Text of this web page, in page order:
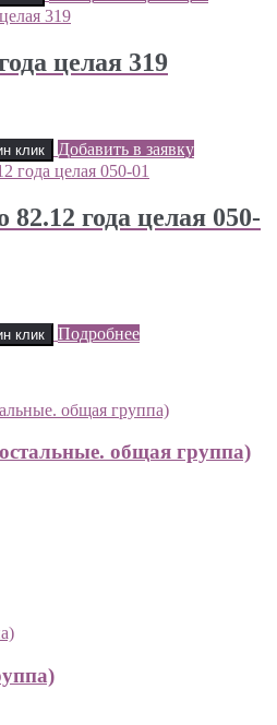
целая 319
клик Добавить в заявку
82.12 года целая 050-
клик Подробнее
общая группа)